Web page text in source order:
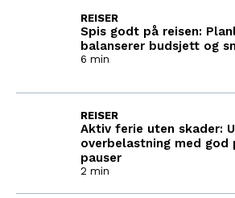
Spis godt på reisen:
balanserer budsjett og
REISER
6 min
Aktiv ferie uten skader:
overbelastning med god
pauser
REISER
2 min